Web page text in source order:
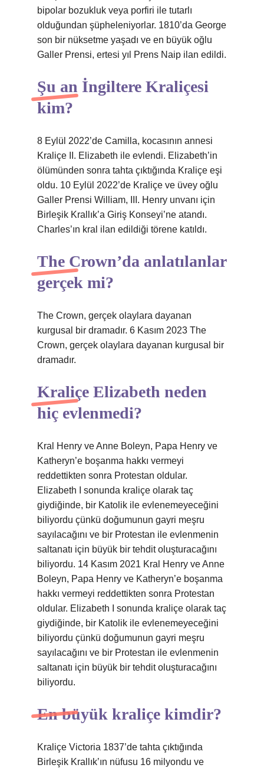
bipolar bozukluk veya porfiri ile tutarlı
olduğundan şüpheleniyorlar. 1810’da George
son bir nüksetme yaşadı ve en büyük oğlu
Galler Prensi, ertesi yıl Prens Naip ilan edildi.
Şu an İngiltere Kraliçesi
kim?
8 Eylül 2022’de Camilla, kocasının annesi
Kraliçe II. Elizabeth ile evlendi. Elizabeth’in
ölümünden sonra tahta çıktığında Kraliçe eşi
oldu. 10 Eylül 2022’de Kraliçe ve üvey oğlu
Galler Prensi William, III. Henry unvanı için
Birleşik Krallık’a Giriş Konseyi’ne atandı.
Charles’ın kral ilan edildiği törene katıldı.
The Crown’da anlatılanlar
gerçek mi?
The Crown, gerçek olaylara dayanan
kurgusal bir dramadır. 6 Kasım 2023 The
Crown, gerçek olaylara dayanan kurgusal bir
dramadır.
Kraliçe Elizabeth neden
hiç evlenmedi?
Kral Henry ve Anne Boleyn, Papa Henry ve
Katheryn’e boşanma hakkı vermeyi
reddettikten sonra Protestan oldular.
Elizabeth I sonunda kraliçe olarak taç
giydiğinde, bir Katolik ile evlenemeyeceğini
biliyordu çünkü doğumunun gayri meşru
sayılacağını ve bir Protestan ile evlenmenin
saltanatı için büyük bir tehdit oluşturacağını
biliyordu. 14 Kasım 2021 Kral Henry ve Anne
Boleyn, Papa Henry ve Katheryn’e boşanma
hakkı vermeyi reddettikten sonra Protestan
oldular. Elizabeth I sonunda kraliçe olarak taç
giydiğinde, bir Katolik ile evlenemeyeceğini
biliyordu çünkü doğumunun gayri meşru
sayılacağını ve bir Protestan ile evlenmenin
saltanatı için büyük bir tehdit oluşturacağını
biliyordu.
En büyük kraliçe kimdir?
Kraliçe Victoria 1837’de tahta çıktığında
Birleşik Krallık’ın nüfusu 16 milyondu ve